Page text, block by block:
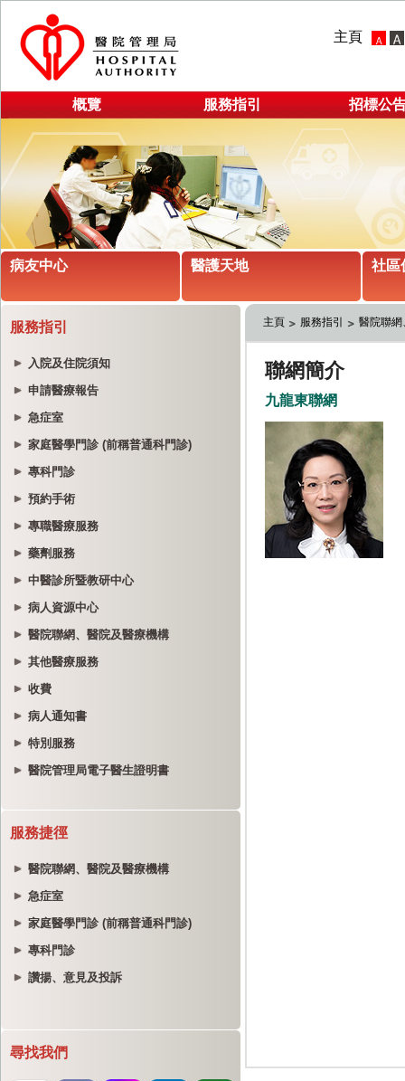
主頁
概覽 服務指引 招標公
病友中心 醫護天地 社區
服務指引
入院及住院須知
申請醫療報告
急症室
家庭醫學門診 (前稱普通科門診)
專科門診
預約手術
專職醫療服務
藥劑服務
中醫診所暨教研中心
病人資源中心
醫院聯網、醫院及醫療機構
其他醫療服務
收費
病人通知書
特別服務
醫院管理局電子醫生證明書
服務捷徑
醫院聯網、醫院及醫療機構
急症室
家庭醫學門診 (前稱普通科門診)
專科門診
讚揚、意見及投訴
尋找我們
主頁 服務指引 醫院聯網